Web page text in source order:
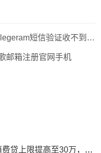
短信验证收不到解决方法
邮箱注册官网手机
至30万，最长7年|界面新闻